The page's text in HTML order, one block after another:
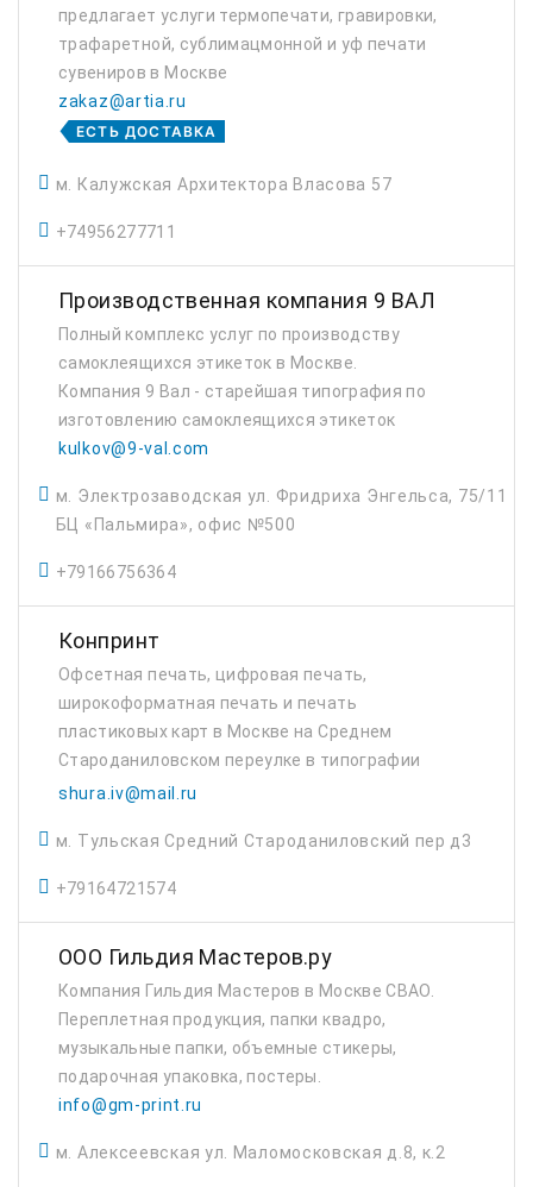
предлагает услуги термопечати, гравировки,
трафаретной, сублимацмонной и уф печати
сувениров в Москве
zakaz@artia.ru
ЕСТЬ ДОСТАВКА
м. Калужская Архитектора Власова 57
+74956277711
Производственная компания 9 ВАЛ
Полный комплекс услуг по производству
самоклеящихся этикеток в Москве.
Компания 9 Вал - старейшая типография по
изготовлению самоклеящихся этикеток
kulkov@9-val.com
м. Электрозаводская ул. Фридриха Энгельса, 75/11
БЦ «Пальмира», офис №500
+79166756364
Конпринт
Офсетная печать, цифровая печать,
широкоформатная печать и печать
пластиковых карт в Москве на Среднем
Староданиловском переулке в типографии
Конпринт.
shura.iv@mail.ru
м. Тульская Средний Староданиловский пер д3
+79164721574
ООО Гильдия Мастеров.ру
Компания Гильдия Мастеров в Москве СВАО.
Переплетная продукция, папки квадро,
музыкальные папки, объемные стикеры,
подарочная упаковка, постеры.
info@gm-print.ru
м. Алексеевская ул. Маломосковская д.8, к.2